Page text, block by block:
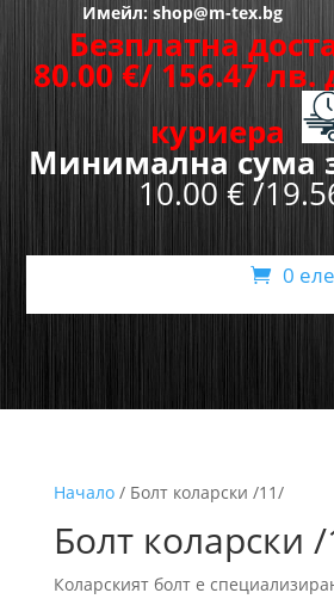
Имейл: shop@m-tex.bg
Безплатна
80.00 €/ 156.47 лв.
куриера
Минимална сума
10.00 € /
0
Начало/ Болт коларски /11/
Болт коларски
Коларският болт е